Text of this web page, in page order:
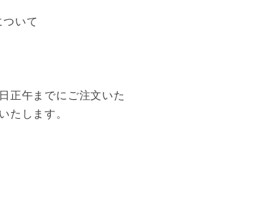
いて
正午までにご注文いた
たします。